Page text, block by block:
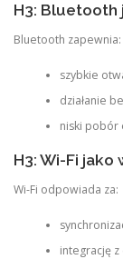
H3:
Bluetooth zapewnia:
szybkie
działanie
niski pobór
H3: Wi-Fi
Wi-Fi odpowiada za:
integrację z